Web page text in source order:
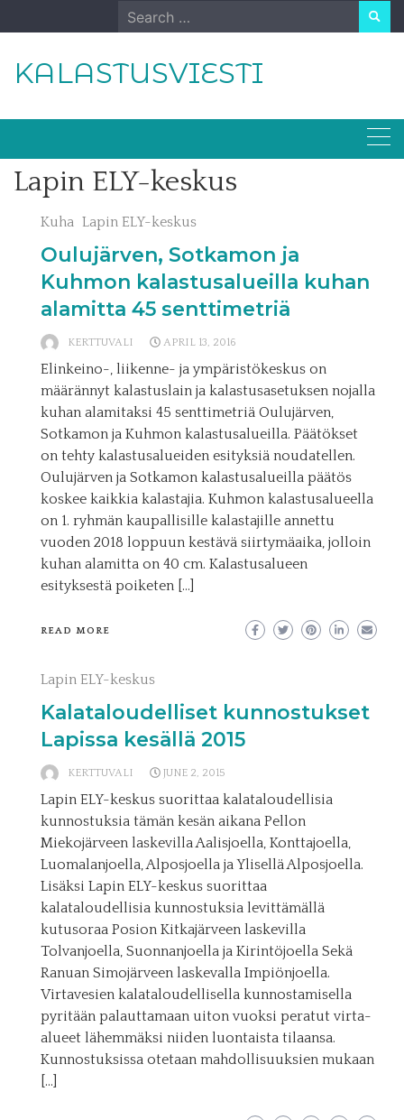
to
Search
for:
KALASTUSVIESTI
Lapin ELY-keskus
Kuha Lapin ELY-keskus
Oulujärven, Sotkamon ja
Kuhmon kalastusalueilla kuhan
alamitta 45 senttimetriä
KERTTUVALI APRIL 13, 2016
Elinkeino-, liikenne- ja ympäristökeskus on
määrännyt kalastuslain ja kalastusasetuksen nojalla
kuhan alamitaksi 45 senttimetriä Oulujärven,
Sotkamon ja Kuhmon kalastusalueilla. Päätökset
on tehty kalastusalueiden esityksiä noudatellen.
Oulujärven ja Sotkamon kalastusalueilla päätös
koskee kaikkia kalastajia. Kuhmon kalastusalueella
on 1. ryhmän kaupallisille kalastajille annettu
vuoden 2018 loppuun kestävä siirtymäaika, jolloin
kuhan alamitta on 40 cm. Kalastusalueen
esityksestä poiketen […]
READ MORE
Lapin ELY-keskus
Kalataloudelliset kunnostukset
Lapissa kesällä 2015
KERTTUVALI JUNE 2, 2015
Lapin ELY-keskus suorittaa kalataloudellisia
kunnostuksia tämän kesän aikana Pellon
Miekojärveen laskevilla Aalisjoella, Konttajoella,
Luomalanjoella, Alposjoella ja Ylisellä Alposjoella.
Lisäksi Lapin ELY-keskus suorittaa
kalataloudellisia kunnostuksia levittämällä
kutusoraa Posion Kitkajärveen laskevilla
Tolvanjoella, Suonnanjoella ja Kirintöjoella Sekä
Ranuan Simojärveen laskevalla Impiönjoella.
Virtavesien kalataloudellisella kunnostamisella
pyritään palauttamaan uiton vuoksi peratut virta-
alueet lähemmäksi niiden luontaista tilaansa.
Kunnostuksissa otetaan mahdollisuuksien mukaan
[…]